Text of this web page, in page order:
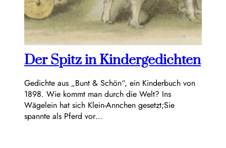
Der Spitz in Kindergedichten
Gedichte aus „Bunt & Schön“, ein Kinderbuch von
1898. Wie kommt man durch die Welt? Ins
Wägelein hat sich Klein-Annchen gesetzt;Sie
spannte als Pferd vor…